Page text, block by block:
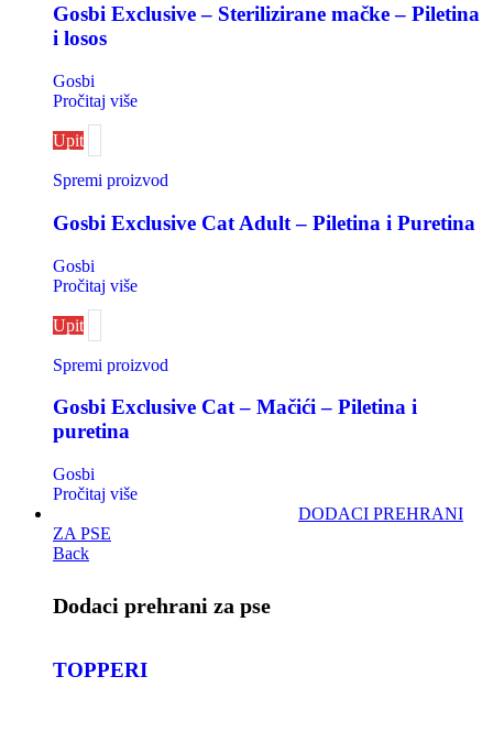
Gosbi Exclusive – Sterilizirane mačke – Piletina
i losos
Gosbi
Pročitaj više
Upit
Spremi proizvod
Gosbi Exclusive Cat Adult – Piletina i Puretina
Gosbi
Pročitaj više
Upit
Spremi proizvod
Gosbi Exclusive Cat – Mačići – Piletina i
puretina
Gosbi
Pročitaj više
DODACI PREHRANI
ZA PSE
Back
Dodaci prehrani za pse
TOPPERI